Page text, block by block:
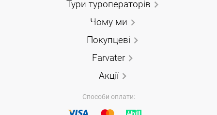
Тури туроператорів
Чому ми
Покупцеві
Farvater
Акції
Способи оплати: